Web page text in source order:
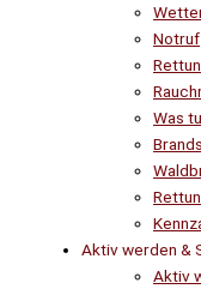
Notruf
Was
Aktiv werden &
Aktiv